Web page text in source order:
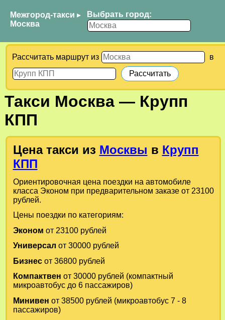
Межгород-такси ▸
Москва
Выбрать город:
Рассчитать маршрут из в
Такси Москва— Крупп
КПП
Цена такси из Москвы в Крупп
КПП
Ориентировочная цена поездки на автомобиле
класса Эконом при предварительном заказе от 23100
рублей.
Цены поездки по категориям:
Эконом от 23100 рублей
Универсал от 30000 рублей
Бизнесот 36800 рублей
Компактвен от 30000 рублей (компактный
микроавтобус до 6 пассажиров)
Минивен от 38500 рублей (микроавтобус 7 - 8
пассажиров)